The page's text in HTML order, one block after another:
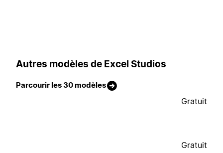
Autres modèles de Excel Studios
Parcourir les 30 modèles
Gratuit
Gratuit